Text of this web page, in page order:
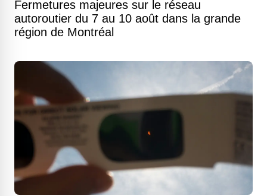
Fermetures majeures sur le réseau
autoroutier du 7 au 10 août dans la grande
région de Montréal